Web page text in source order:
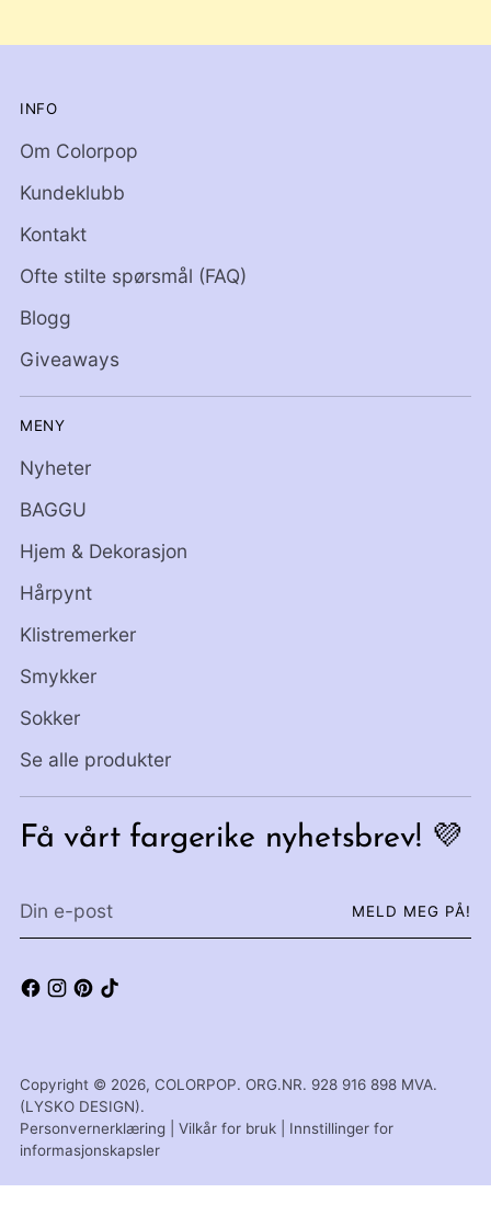
INFO
Om Colorpop
Kundeklubb
Kontakt
Ofte stilte spørsmål (FAQ)
Blogg
Giveaways
MENY
Nyheter
BAGGU
Hjem & Dekorasjon
Hårpynt
Klistremerker
Smykker
Sokker
Se alle produkter
Få vårt fargerike nyhetsbrev! 💜
e-
MELD MEG PÅ!
Copyright © 2026, COLORPOP. ORG.NR. 928 916 898 MVA.
(LYSKO DESIGN).
Personvernerklæring
Vilkår for bruk
Innstillinger for
informasjonskapsler